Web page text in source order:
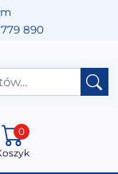
890
0